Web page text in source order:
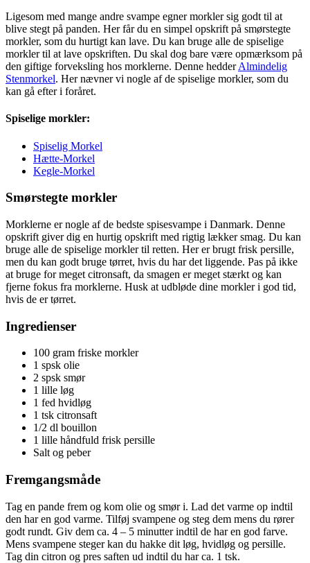
Ligesom med mange andre svampe egner morkler sig godt til at
blive stegt på panden. Her får du en simpel opskrift på smørstegte
morkler, som du hurtigt kan lave. Du kan bruge alle de spiselige
morkler til at lave opskriften. Du skal dog bare være opmærksom på
den giftige forveksling hos morklerne. Denne hedderAlmindelig
Stenmorkel. Her nævner vi nogle af de spiselige morkler, som du
kan gå efter i foråret.
Spiselige morkler:
Spiselig Morkel
Hætte-Morkel
Kegle-Morkel
Smørstegte morkler
Morklerne er nogle af de bedste spisesvampe i Danmark. Denne
opskrift giver dig en hurtig opskrift med rigtig lækker smag. Du kan
bruge alle de spiselige morkler til retten. Her er brugt frisk persille,
men du kan godt bruge tørret, hvis du har det liggende. Pas på ikke
at bruge for meget citronsaft, da smagen er meget stærkt og kan
fjerne fokus fra morklerne. Husk at udbløde dine morkler i god tid,
hvis de er tørret.
Ingredienser
100 gram friske morkler
1 spsk olie
2 spsk smør
1 lille løg
1 fed hvidløg
1 tsk citronsaft
1/2 dl bouillon
1 lille håndfuld frisk persille
Salt og peber
Fremgangsmåde
Tag en pande frem og kom olie og smør i. Lad det varme op indtil
den har en god varme. Tilføj svampene og steg dem mens du rører
godt rundt. Giv dem ca. 4 – 5 minutter indtil de har en god farve.
Mens svampene steger kan du hakke dit løg, hvidløg og persille.
Tag din citron og pres saften ud indtil du har ca. 1 tsk.